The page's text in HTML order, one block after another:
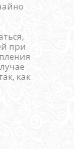
при
как